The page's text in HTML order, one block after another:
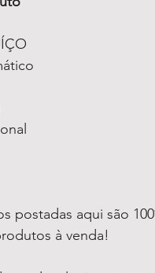
postadas aqui são
à venda!